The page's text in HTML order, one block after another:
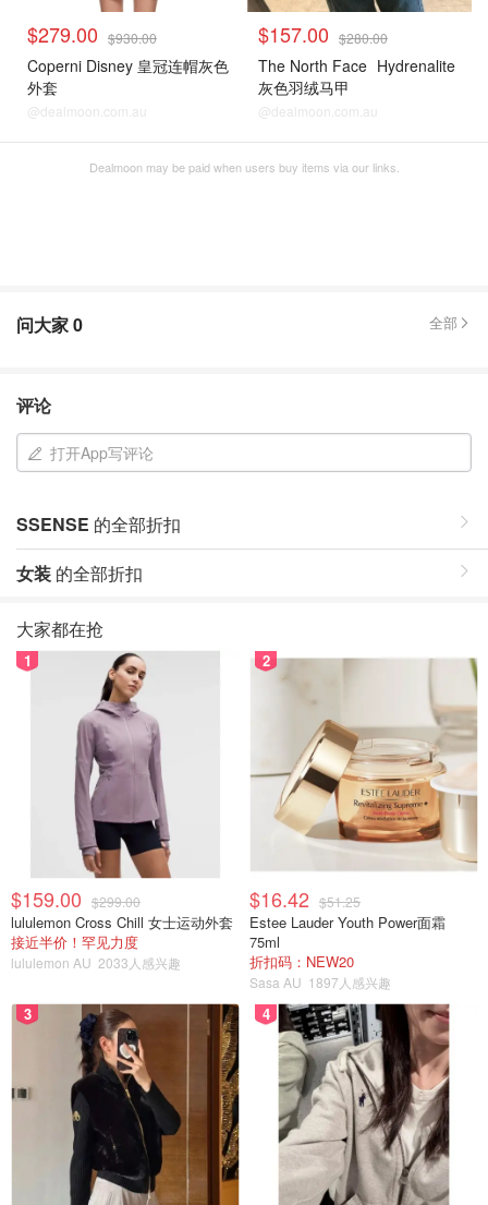
$279.00 $930.00
Coperni Disney 皇冠连帽灰色
外套
@dealmoon.com.au
$157.00 $280.00
The North Face Hydrenalite
灰色羽绒马甲
@dealmoon.com.au
Dealmoon may be paid when users buy items via our links.
问大家0 全部
评论
打开App写评论
SSENSE 的全部折扣
女装 的全部折扣
大家都在抢
1
$159.00 $299.00
lululemon Cross Chill 女士运动外套
接近半价！罕见力度
lululemon AU 2033人感兴趣
2
$16.42 $51.25
Estee Lauder Youth Power面霜
75ml
折扣码：NEW20
Sasa AU 1897人感兴趣
3 4